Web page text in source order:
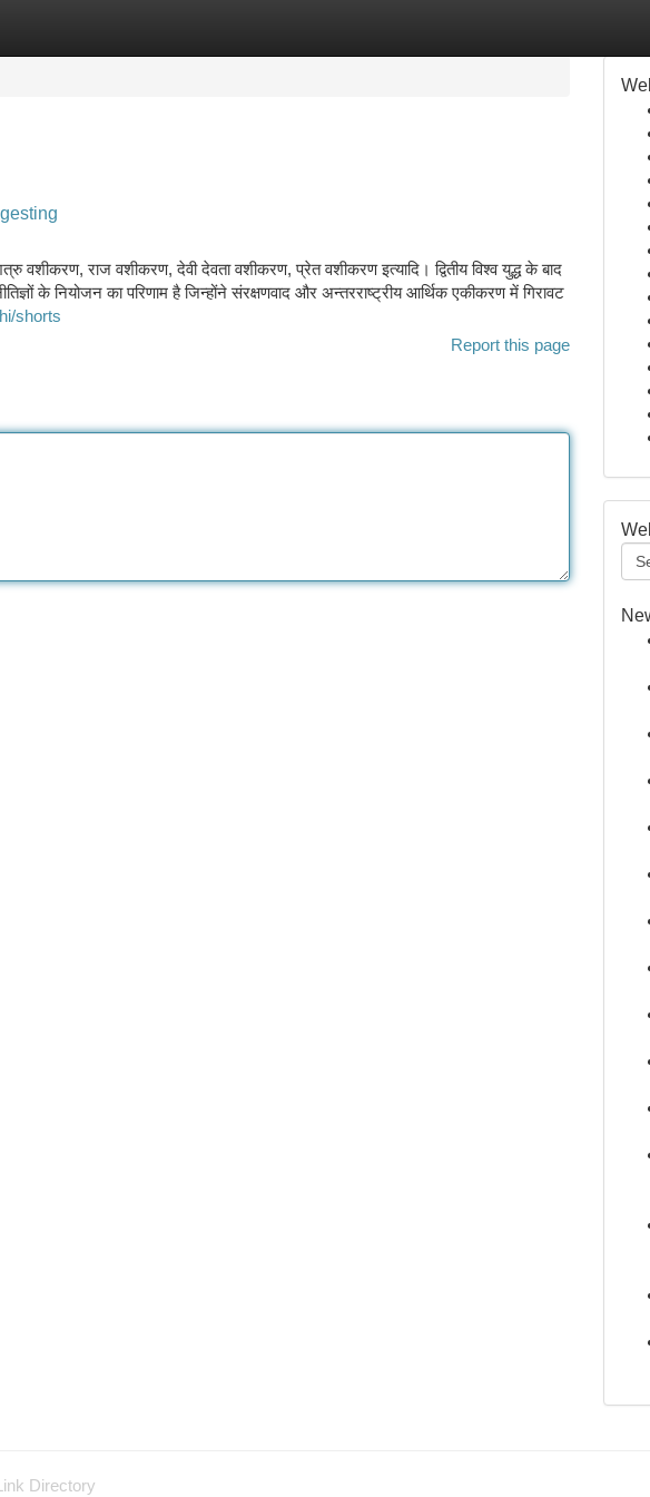
वशीकरण, राज वशीकरण, देवी देवता वशीकरण, प्रेत वशीकरण इत्यादि। द्वितीय विश्व युद्ध के बाद
के नियोजन का परिणाम है जिन्होंने संरक्षणवाद और अन्तरराष्ट्रीय आर्थिक एकीकरण में गिरावट
shorts
Report this page
Directory